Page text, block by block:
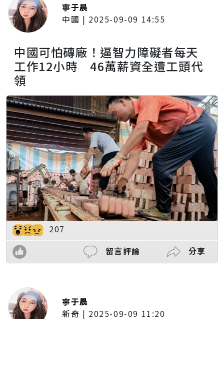
寧于晨
中國 | 2025-09-09 14:55
中國可怕磚廠！逼智力障礙者每天
工作12小時 46萬薪資全遭工頭代
領
207
留言評論
分享
寧于晨
新奇 | 2025-09-09 11:20